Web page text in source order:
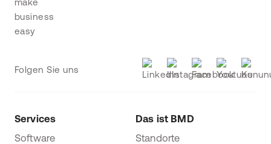
Folgen Sie uns
Services
Software
Das ist BMD
Standorte